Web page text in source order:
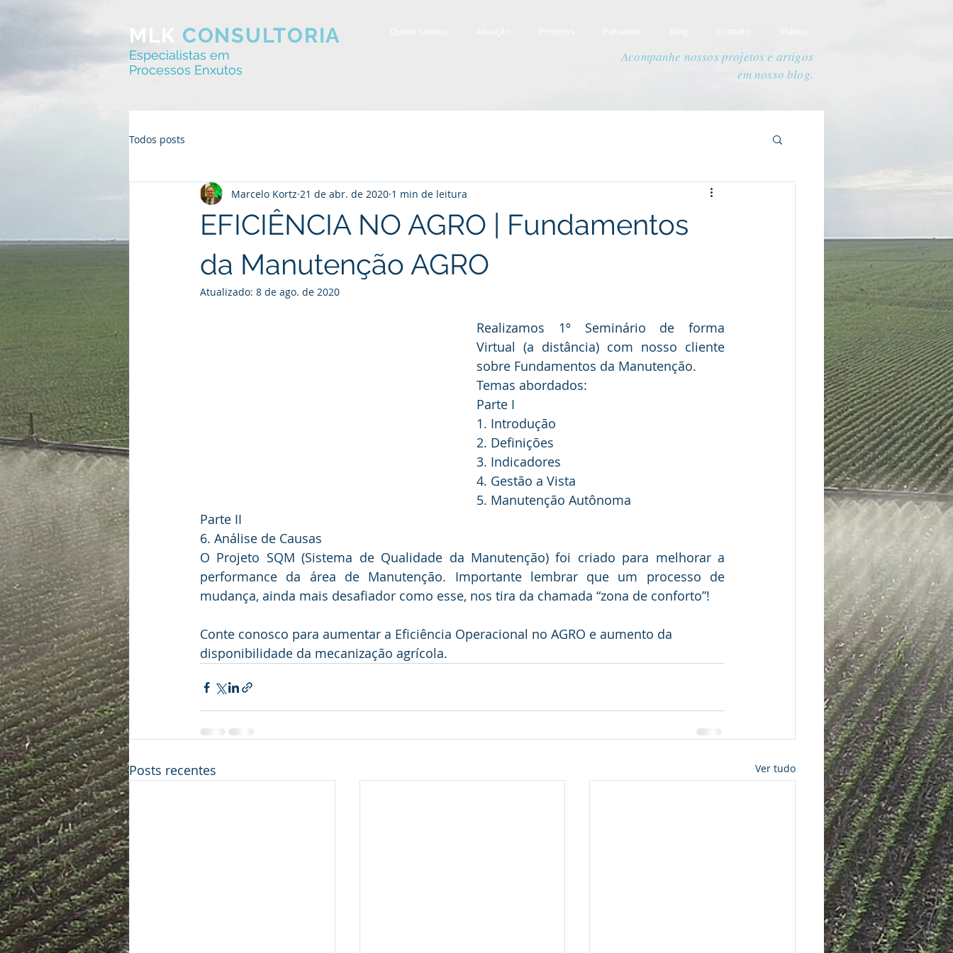
MLK CONSULTORIA
Especialistas em
Processos Enxutos
Acompanhe nossos projetos e artigos
em nosso blog.
Todos posts
EFICIÊNCIA NO AGRO | Fundamentos
da Manutenção AGRO
Marcelo Kortz 21 de abr. de 2020 1 min de leitura
Atualizado: 8 de ago. de 2020
Realizamos 1º Seminário de forma
Virtual (a distância) com nosso cliente
sobre Fundamentos da Manutenção.
Temas abordados:
Parte I
1. Introdução
2. Definições
3. Indicadores
4. Gestão a Vista
5. Manutenção Autônoma
Parte II
6. Análise de Causas
O Projeto SQM (Sistema de Qualidade da Manutenção) foi criado para melhorar a
performance da área de Manutenção. Importante lembrar que um processo de
mudança, ainda mais desafiador como esse, nos tira da chamada “zona de conforto”!
Conte conosco para aumentar a Eficiência Operacional no AGRO e aumento da
disponibilidade da mecanização agrícola.
Posts recentes Ver tudo